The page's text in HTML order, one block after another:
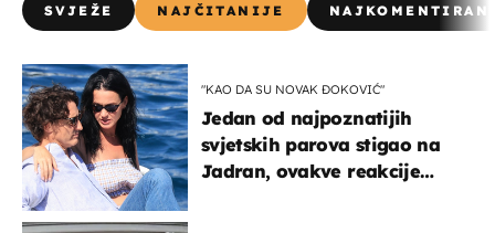
SVJEŽE NAJČITANIJE
"KAO DA SU NOVAK ĐOKOVIĆ"
Jedan od najpoznatijih
svjetskih parova stigao na
Jadran, ovakve reakcije